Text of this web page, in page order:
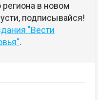
в новом
подписывайся!
"Вести
.